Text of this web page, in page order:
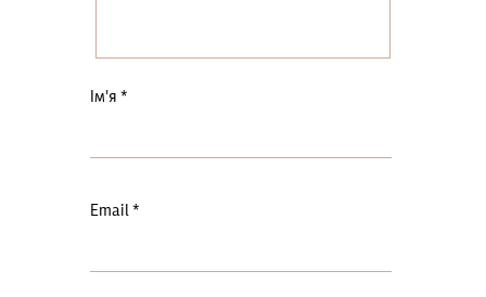
Ім'я *
Email *